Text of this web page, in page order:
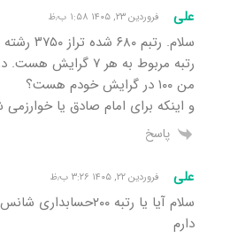
علی فروردین ۲۳, ۱۴۰۵ ۱:۵۸ ب٫ظ
سلام. رتبم
رتبه مربوط به هر ۷
من ۱۰۰ در گرایش خودم هست؟
و اینکه برای امام صادق یا
پاسخ
علی فروردین ۲۲, ۱۴۰۵ ۳:۲۶ ب٫ظ
سلام آیا یا رتبه
دارم